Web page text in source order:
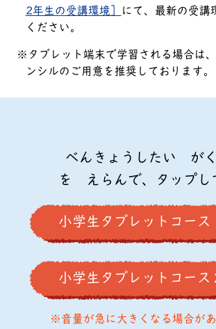
2年生の受講環境］
にて、最新の受講
ください。
タブレット端末で学習される場合は
ンシルのご用意を推奨しております。
べんきょうしたい が
を えらんで、タップし
小学生タブレットコース
小学生タブレットコース
音量が急に大きくなる場合が